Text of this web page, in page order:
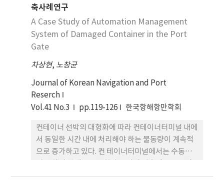
구축 프레임 개발에 필요한 CW을 도출하는데 있다.
이러한 목적을 달성하기 위하여 본 연구에서는 파레
토(Pareto) 분포함수와 파레 토 지수를 이용한 최적
의 최소 CW 도출방법을 제안하였다. 총 2,642개의
빈도를 갖는 데이터 세트에서 총 56개의 특징적인
CW를 식별하였다. 56개의 특징적인 CW를 이용한 단
어 축소실험을 통해서 평균 58.5%의 축소율을 획 득
하였고, 축소율에 따라서 추정한 CW는 파레토 차트
임 개발이 가능할 것으로 기대된 다.
축사례연구
A Case Study of Automation Management
System of Damaged Container in the Port
Gate
차상현, 노창균
Journal of Korean Navigation and Port
Reserch
Vol.41 No.3
pp.119-126 한국항해항만학회
컨테이너 선박의 대형화에 따라 컨테이너터미널 내에
서 동일한 시간 내에 처리해야 하는 물동량이 계속적
으로 증가하고 있다. 컨 테이너터미널에서는 수동처
측면에서 발생하는 비용을 줄이기 위하여 컨테이너터